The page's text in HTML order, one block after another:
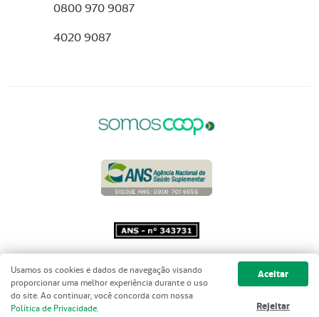
0800 970 9087
4020 9087
Copyright 2001 - 2026 Unimed do
Brasil - Todos os direitos reservados
Usamos os cookies e dados de navegação visando
proporcionar uma melhor experiência durante o uso
do site. Ao continuar, você concorda com nossa
Política de Privacidade.
Aceitar
Rejeitar